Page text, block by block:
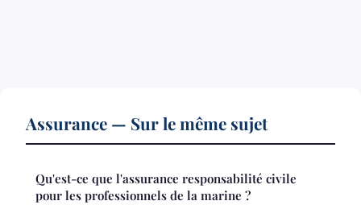
Assurance — Sur le même sujet
Qu'est-ce que l'assurance responsabilité civile
pour les professionnels de la marine ?